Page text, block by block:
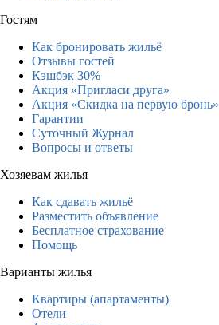
Гостям
Как бронировать жильё
Отзывы гостей
Кэшбэк 30%
Акция «Пригласи друга»
Акция «Скидка на первую бронь»
Гарантии
Суточный Журнал
Вопросы и ответы
Хозяевам жилья
Как сдавать жильё
Разместить объявление
Бесплатное страхование
Помощь
Варианты жилья
Квартиры (апартаменты)
Отели